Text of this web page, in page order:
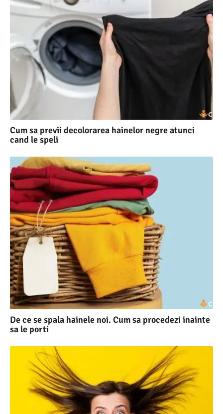
Cum sa previi decolorarea hainelor negre atunci
cand le speli
De ce se spala hainele noi. Cum sa procedezi inainte
sa le porti